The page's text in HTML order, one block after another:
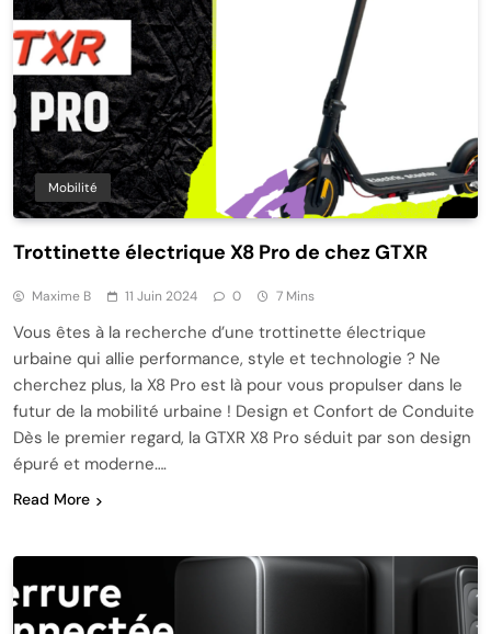
Mobilité
Trottinette électrique X8 Pro de chez GTXR
Maxime B 11 Juin 2024 0 7 Mins
Vous êtes à la recherche d’une trottinette électrique
urbaine qui allie performance, style et technologie ? Ne
cherchez plus, la X8 Pro est là pour vous propulser dans le
futur de la mobilité urbaine ! Design et Confort de Conduite
Dès le premier regard, la GTXR X8 Pro séduit par son design
épuré et moderne….
Read More